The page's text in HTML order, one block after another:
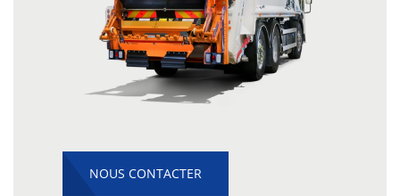
NOUS CONTACTER